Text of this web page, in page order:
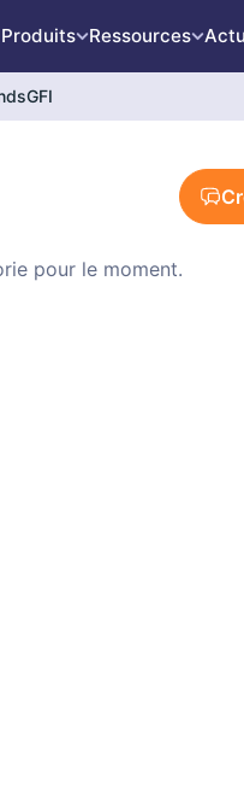
Produits Ressources
GFI
pour le moment.